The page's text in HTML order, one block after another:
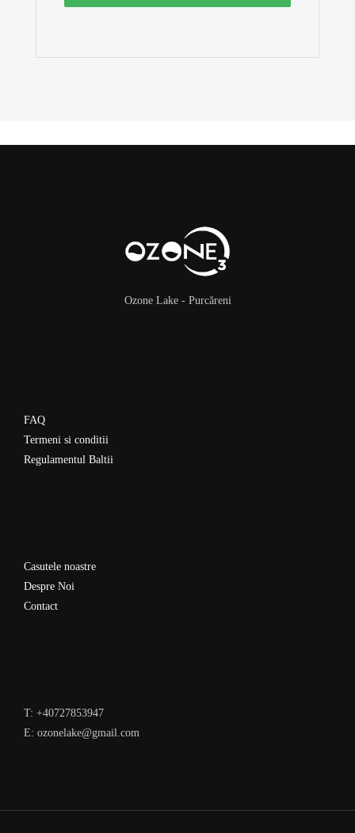
Ozone Lake - Purcăreni
FAQ
Termeni si conditii
Regulamentul Baltii
Casutele noastre
Despre Noi
Contact
T: +40727853947
E: ozonelake@gmail.com